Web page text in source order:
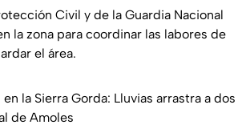
Civil y de la Guardia Nacional
la zona para coordinar las labores de
el área.
la Sierra Gorda: Lluvias arrastra a dos
de Amoles